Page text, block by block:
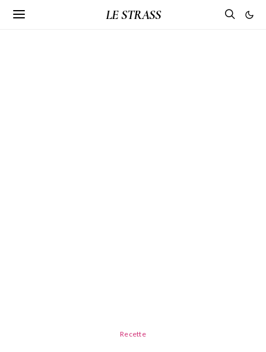
LE STRASS
Recette